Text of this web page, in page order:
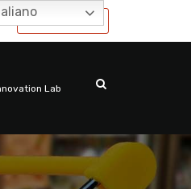
International
Lab